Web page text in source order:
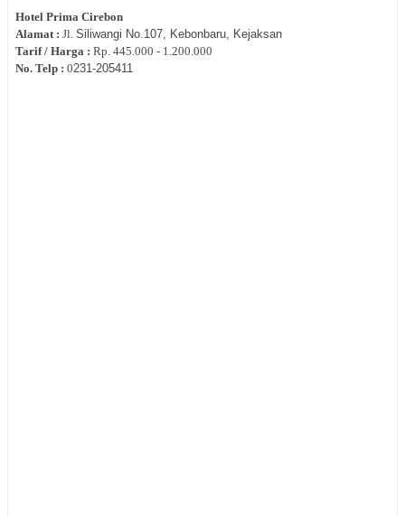
Hotel Prima Cirebon
Alamat : Jl. Siliwangi No.107, Kebonbaru, Kejaksan
Tarif / Harga : Rp. 445.000 - 1.200.000
No. Telp : 0231-205411